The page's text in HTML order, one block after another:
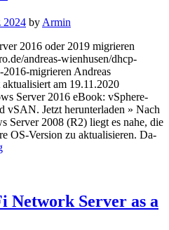
2024 by Armin
2016 oder 2019 migrieren
andreas-wienhusen/dhcp-
migrieren Andreas
am 19.11.2020
Server 2016 eBook: vSphere-
Jetzt herunterladen » Nach
Server 2008 (R2) liegt es nahe, die
OS-Version zu aktua­lisieren. Da­
Network Server as a